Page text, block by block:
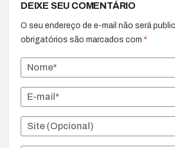
DEIXE SEU COMENTÁRIO
O seu endereço de e-mail não será
obrigatórios são marcados com *